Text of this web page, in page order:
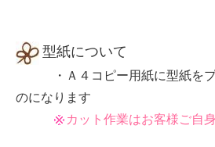
型紙について
・Ａ４コピー用紙に型紙をプ
のになります
カット作業はお客様ご自